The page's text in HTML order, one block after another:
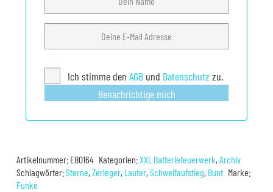
Ich stimme denAGB und Datenschutz zu.
Benachrichtige mich
Artikelnummer: EB0164 Kategorien:XXL Batteriefeuerwerk,Archiv
Schlagwörter:Sterne, Zerleger, Lauter, Schweifaufstieg, Bunt Marke:
Funke